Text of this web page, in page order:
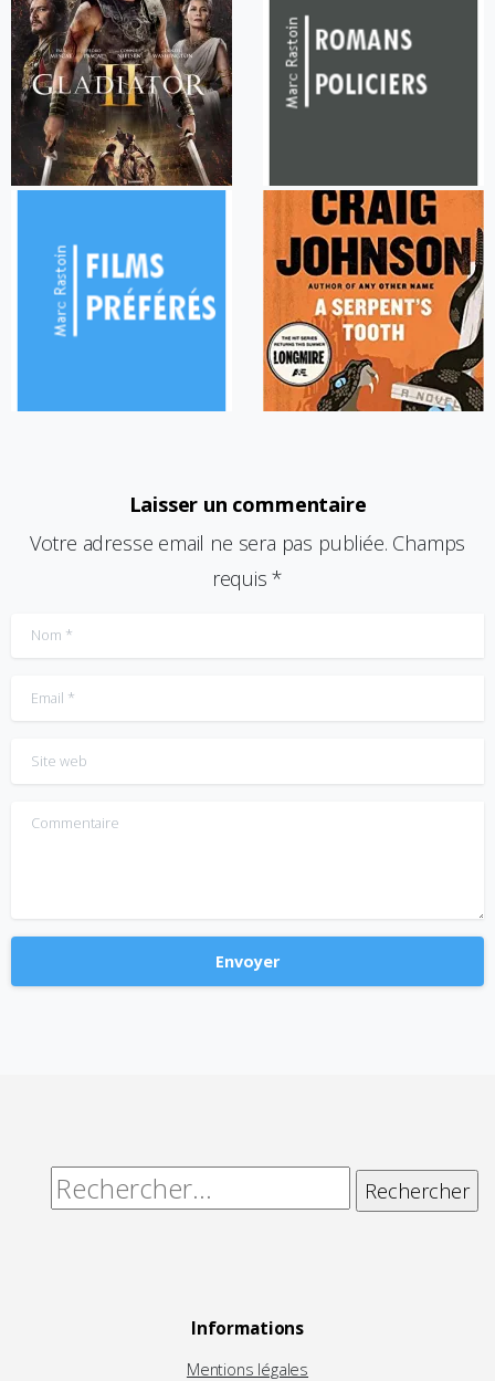
Laisser un commentaire
Votre adresse email ne sera pas publiée. Champs
requis *
Nom*
Email*
Site web
Commentaire
Rechercher :
Informations
Mentions légales